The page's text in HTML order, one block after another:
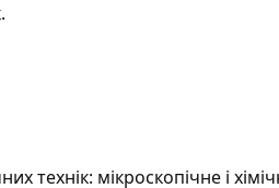
технік: мікроскопічне і